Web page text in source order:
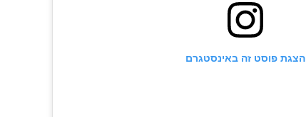
הצגת פוסט זה באינסטגרם